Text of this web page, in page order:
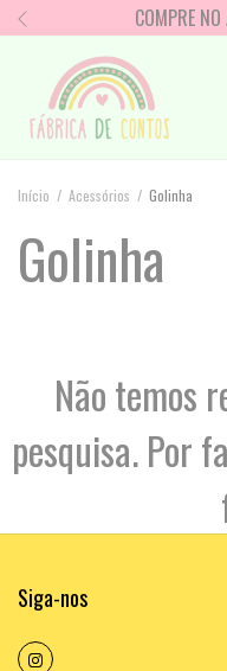
COMPRE
Início / Acessórios / Golinha
Golinha
Não temos
pesquisa. Por
Siga-nos